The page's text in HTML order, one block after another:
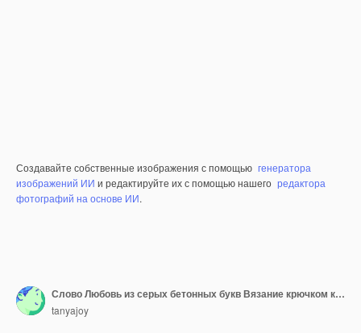
Создавайте собственные изображения с помощью генератора
изображений ИИ и редактируйте их с помощью нашего редактора
фотографий на основе ИИ.
Слово Любовь из серых бетонных букв Вязание крючком красное сердце День святого Валентина
tanyajoy